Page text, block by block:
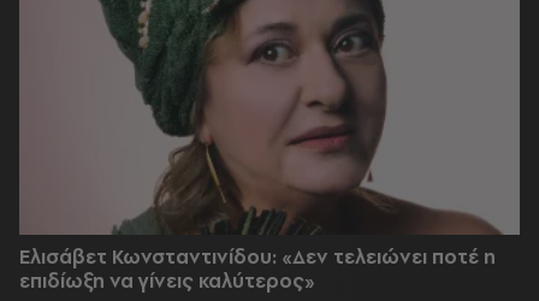
Ελισάβετ Κωνσταντινίδου: «Δεν τελειώνει ποτέ η
επιδίωξη να γίνεις καλύτερος»